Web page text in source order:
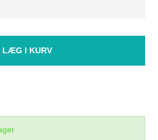
LÆG I KURV